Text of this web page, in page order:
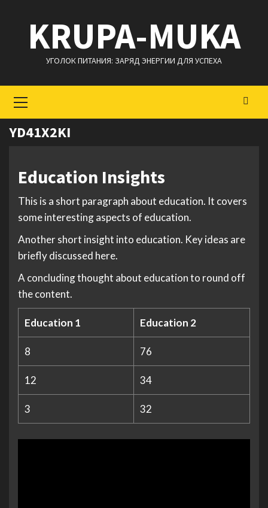
содержимому
KRUPA-MUKA
УГОЛОК ПИТАНИЯ: ЗАРЯД ЭНЕРГИИ ДЛЯ УСПЕХА
меню
YD41X2KI
Education Insights
This is a short paragraph about education. It covers
some interesting aspects of education.
Another short insight into education. Key ideas are
briefly discussed here.
A concluding thought about education to round off
the content.
Education 1 Education 2
8 76
12 34
3 32